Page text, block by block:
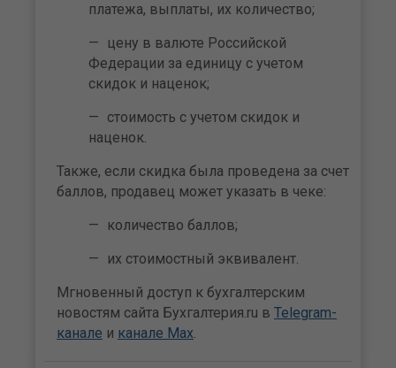
платежа, выплаты, их количество;
цену в валюте Российской
Федерации за единицу с учетом
скидок и наценок;
стоимость с учетом скидок и
наценок.
Также, если скидка была проведена за счет
баллов, продавец может указать в чеке:
количество баллов;
их стоимостный эквивалент.
Мгновенный доступ к бухгалтерским
новостям сайта Бухгалтерия.ru в Telegram-
канале и канале Max.